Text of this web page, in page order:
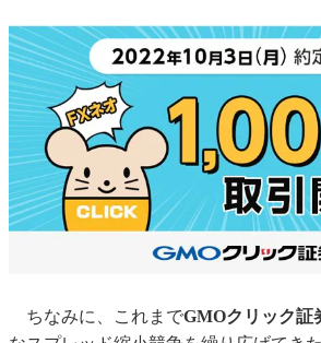
ちなみに、これまでGMOクリック証